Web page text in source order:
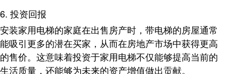
6. 投资回报
安装家用电梯的家庭在出售房产时，带电梯的房屋通常
能吸引更多的潜在买家，从而在房地产市场中获得更高
的售价。这意味着投资于家用电梯不仅能够提高当前的
生活质量，还能够为未来的资产增值做出贡献。